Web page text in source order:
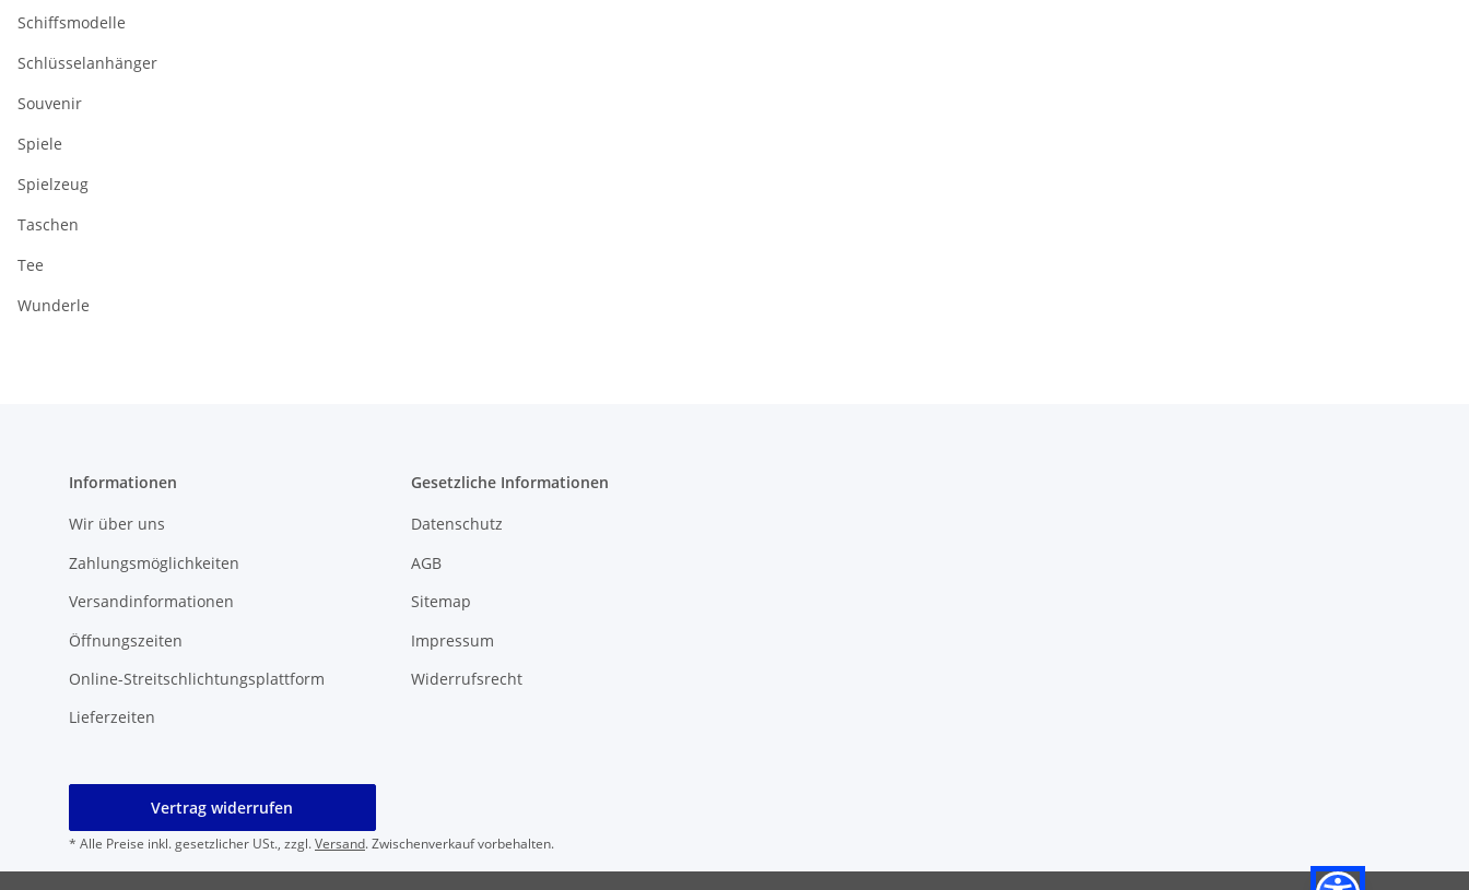
Schiffsmodelle
Schlüsselanhänger
Souvenir
Spiele
Spielzeug
Taschen
Tee
Wunderle
Informationen
Wir über uns
Zahlungsmöglichkeiten
Versandinformationen
Öffnungszeiten
Online-Streitschlichtungsplattform
Lieferzeiten
Gesetzliche Informationen
Datenschutz
AGB
Sitemap
Impressum
Widerrufsrecht
Vertrag widerrufen
* Alle Preise inkl. gesetzlicher USt., zzgl.Versand. Zwischenverkauf vorbehalten.